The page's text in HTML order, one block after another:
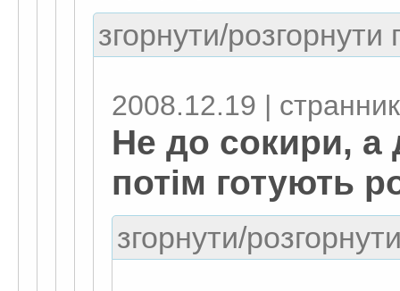
згорнути/розгорнути
2008.12.19 | странник
Не до сокири, а
потім готують
згорнути/